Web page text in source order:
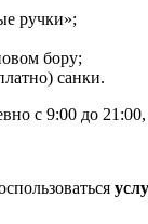
ручки»;
бору;
санки.
с 9:00 до 21:00,